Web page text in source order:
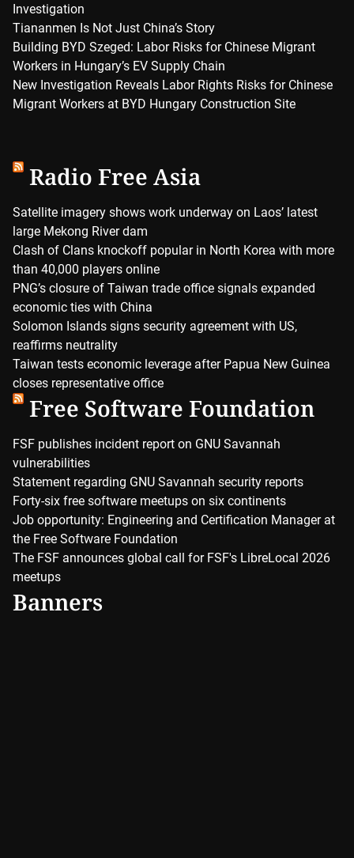
Investigation
Tiananmen Is Not Just China’s Story
Building BYD Szeged: Labor Risks for Chinese Migrant
Workers in Hungary’s EV Supply Chain
New Investigation Reveals Labor Rights Risks for Chinese
Migrant Workers at BYD Hungary Construction Site
Radio Free Asia
Satellite imagery shows work underway on Laos’ latest
large Mekong River dam
Clash of Clans knockoff popular in North Korea with more
than 40,000 players online
PNG’s closure of Taiwan trade office signals expanded
economic ties with China
Solomon Islands signs security agreement with US,
reaffirms neutrality
Taiwan tests economic leverage after Papua New Guinea
closes representative office
Free Software Foundation
FSF publishes incident report on GNU Savannah
vulnerabilities
Statement regarding GNU Savannah security reports
Forty-six free software meetups on six continents
Job opportunity: Engineering and Certification Manager at
the Free Software Foundation
The FSF announces global call for FSF's LibreLocal 2026
meetups
Banners